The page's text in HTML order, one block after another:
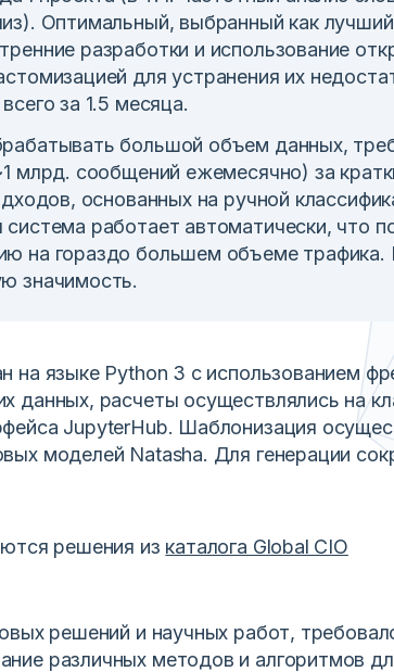
Оптимальный, выбранный как
разработки и использование
для устранения их
за 1.5 месяца.
большой объем данных,
млрд. сообщений ежемесячно) за
основанных на ручной
работает автоматически, что
на гораздо большем объеме
значимость.
на языке Python 3 с использованием
данных, расчеты осуществлялись на
JupyterHub. Шаблонизация
моделей Natasha. Для генерации
решения из каталога Global CIO
решений и научных работ,
различных методов и алгоритмов